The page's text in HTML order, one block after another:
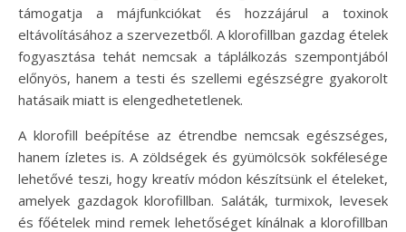
támogatja a májfunkciókat és hozzájárul a toxinok
eltávolításához a szervezetből. A klorofillban gazdag ételek
fogyasztása tehát nemcsak a táplálkozás szempontjából
előnyös, hanem a testi és szellemi egészségre gyakorolt
hatásaik miatt is elengedhetetlenek.
A klorofill beépítése az étrendbe nemcsak egészséges,
hanem ízletes is. A zöldségek és gyümölcsök sokfélesége
lehetővé teszi, hogy kreatív módon készítsünk el ételeket,
amelyek gazdagok klorofillban. Saláták, turmixok, levesek
és főételek mind remek lehetőséget kínálnak a klorofillban